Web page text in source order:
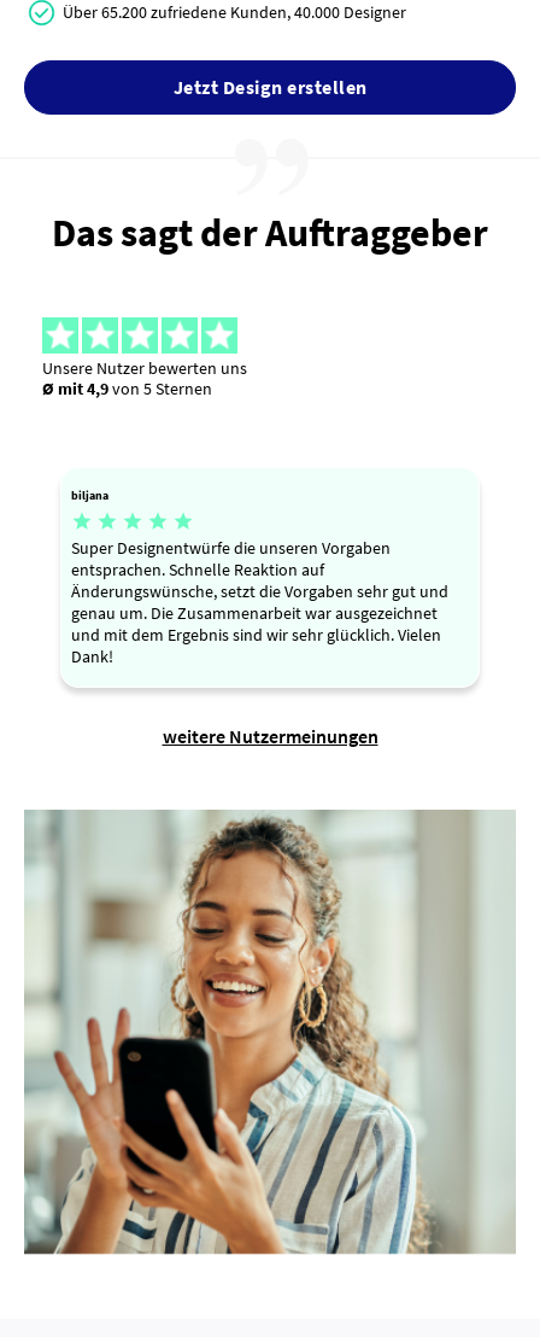
Über 65.200 zufriedene Kunden, 40.000 Designer
Jetzt Design erstellen
Das sagt der Auftraggeber
Unsere Nutzer bewerten uns
Ø mit 4,9von 5 Sternen
biljana
    
Super Designentwürfe die unseren Vorgaben
entsprachen. Schnelle Reaktion auf
Änderungswünsche, setzt die Vorgaben sehr gut und
genau um. Die Zusammenarbeit war ausgezeichnet
und mit dem Ergebnis sind wir sehr glücklich. Vielen
Dank!
weitere Nutzermeinungen